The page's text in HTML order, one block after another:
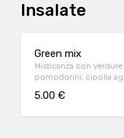
Insalate
Green mix
Misticanza con
pomodorini, cipolla
5.00 €